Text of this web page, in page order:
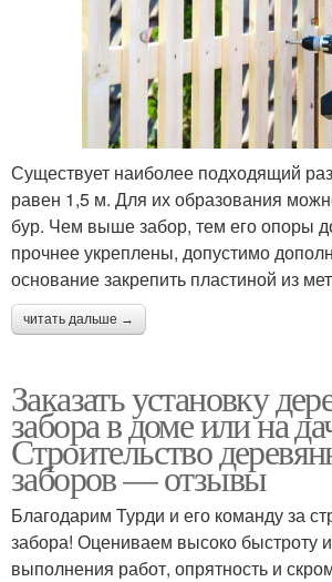
Существует наиболее подходящий
равен 1,5 м. Для их образования
бур. Чем выше забор, тем его опоры
прочнее укреплены, допустимо
основание закрепить пластиной из
читать дальше →
Заказать установку
забора в доме или на
Строительство
заборов — отзывы
Благодарим Турди и его команду за
забора! Оцениваем высоко быстроту
выполнения работ, опрятность и